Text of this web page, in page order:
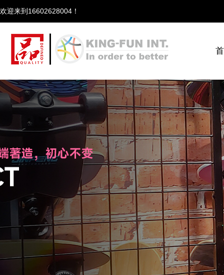
欢迎来到